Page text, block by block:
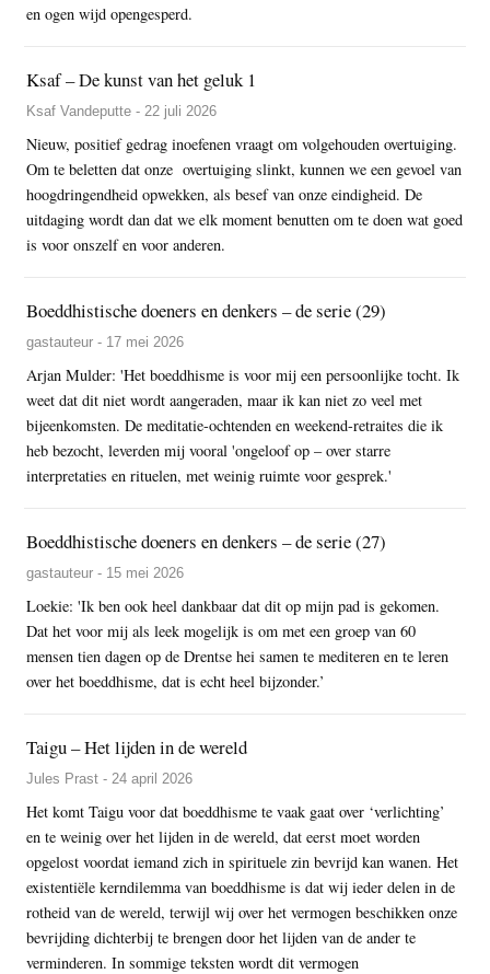
en ogen wijd opengesperd.
Ksaf – De kunst van het geluk 1
Ksaf Vandeputte - 22 juli 2026
Nieuw, positief gedrag inoefenen vraagt om volgehouden overtuiging.
Om te beletten dat onze overtuiging slinkt, kunnen we een gevoel van
hoogdringendheid opwekken, als besef van onze eindigheid. De
uitdaging wordt dan dat we elk moment benutten om te doen wat goed
is voor onszelf en voor anderen.
Boeddhistische doeners en denkers – de serie (29)
gastauteur - 17 mei 2026
Arjan Mulder: 'Het boeddhisme is voor mij een persoonlijke tocht. Ik
weet dat dit niet wordt aangeraden, maar ik kan niet zo veel met
bijeenkomsten. De meditatie-ochtenden en weekend-retraites die ik
heb bezocht, leverden mij vooral 'ongeloof op – over starre
interpretaties en rituelen, met weinig ruimte voor gesprek.'
Boeddhistische doeners en denkers – de serie (27)
gastauteur - 15 mei 2026
Loekie: 'Ik ben ook heel dankbaar dat dit op mijn pad is gekomen.
Dat het voor mij als leek mogelijk is om met een groep van 60
mensen tien dagen op de Drentse hei samen te mediteren en te leren
over het boeddhisme, dat is echt heel bijzonder.’
Taigu – Het lijden in de wereld
Jules Prast - 24 april 2026
Het komt Taigu voor dat boeddhisme te vaak gaat over ‘verlichting’
en te weinig over het lijden in de wereld, dat eerst moet worden
opgelost voordat iemand zich in spirituele zin bevrijd kan wanen. Het
existentiële kerndilemma van boeddhisme is dat wij ieder delen in de
rotheid van de wereld, terwijl wij over het vermogen beschikken onze
bevrijding dichterbij te brengen door het lijden van de ander te
verminderen. In sommige teksten wordt dit vermogen